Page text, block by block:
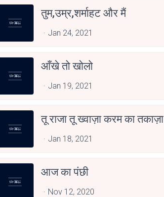
तुम,उम्र,शर्माहट और मैं
Jan 24, 2021
आँखे तो खोलो
Jan 19, 2021
तू राजा तू ख्वाज़ा करम का तकाज़ा
Jan 18, 2021
आज का पंछी
Nov 12, 2020